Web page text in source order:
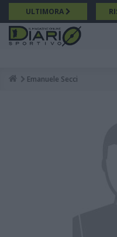
Salta
al
contenuto
principale
ULTIMORA
Breadcrumb
Emanuele Secci